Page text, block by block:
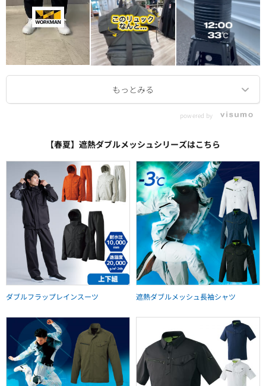
powered by
【春夏】遮熱ダブルメッシュシリーズはこちら
ダブルフラップレインスーツ 遮熱ダブルメッシュ長袖シャツ